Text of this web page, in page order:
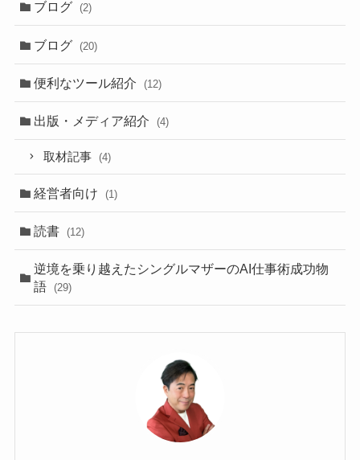
ブログ (2)
ブログ (20)
便利なツール紹介 (12)
出版・メディア紹介 (4)
取材記事 (4)
経営者向け (1)
読書 (12)
逆境を乗り越えたシングルマザーのAI仕事術成功物
語
(29)